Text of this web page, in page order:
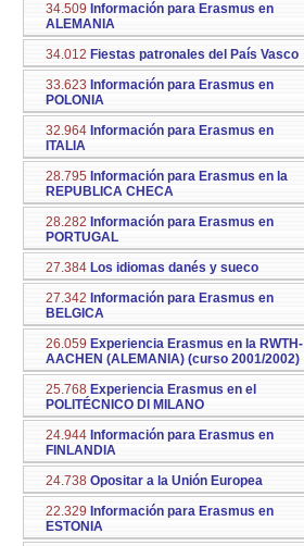
34.509 Información para Erasmus en
ALEMANIA
34.012 Fiestas patronales del País Vasco
33.623 Información para Erasmus en
POLONIA
32.964 Información para Erasmus en
ITALIA
28.795 Información para Erasmus en la
REPUBLICA CHECA
28.282 Información para Erasmus en
PORTUGAL
27.384 Los idiomas danés y sueco
27.342 Información para Erasmus en
BELGICA
26.059 Experiencia Erasmus en la RWTH-
AACHEN (ALEMANIA) (curso 2001/2002)
25.768 Experiencia Erasmus en el
POLITÉCNICO DI MILANO
24.944 Información para Erasmus en
FINLANDIA
24.738 Opositar a la Unión Europea
22.329 Información para Erasmus en
ESTONIA